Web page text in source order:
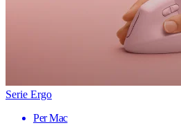
Serie Ergo
Per Mac